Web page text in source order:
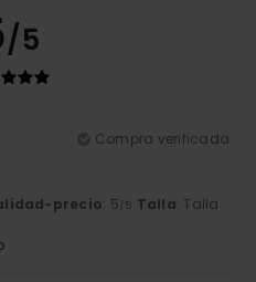
/5
Compra verificada
precio: 5/5 Talla: Talla